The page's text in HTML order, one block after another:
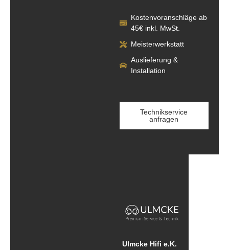
Kostenvoranschläge ab
45€ inkl. MwSt.
Meisterwerkstatt
Auslieferung &
Installation
Technikservice
anfragen
Ulmcke Hifi e.K.